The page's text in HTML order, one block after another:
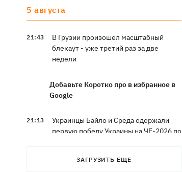
5 августа
21:43
В Грузии произошел масштабный
блекаут - уже третий раз за две
недели
Добавьте Коротко про в избранное в
Google
21:13
Украинцы Байло и Среда одержали
первую победу Украины на ЧЕ-2026 по
ЗАГРУЗИТЬ ЕЩЕ